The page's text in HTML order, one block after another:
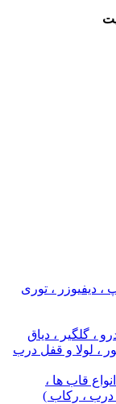
، دیفیوزر ، توری
، گلگیر ، دیاق
، لولا و قفل درب
قاب ها ،
درب ، رکاب )